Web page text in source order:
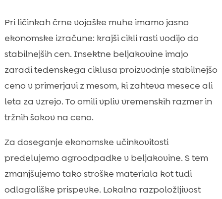
Pri ličinkah črne vojaške muhe imamo jasno
ekonomske izračune: krajši cikli rasti vodijo do
stabilnejših cen. Insektne beljakovine imajo
zaradi tedenskega ciklusa proizvodnje stabilnejšo
ceno v primerjavi z mesom, ki zahteva mesece ali
leta za vzrejo. To omili vpliv vremenskih razmer in
tržnih šokov na ceno.
Za doseganje ekonomske učinkovitosti
predelujemo agroodpadke v beljakovine. S tem
zmanjšujemo tako stroške materiala kot tudi
odlagališke prispevke. Lokalna razpoložljivost